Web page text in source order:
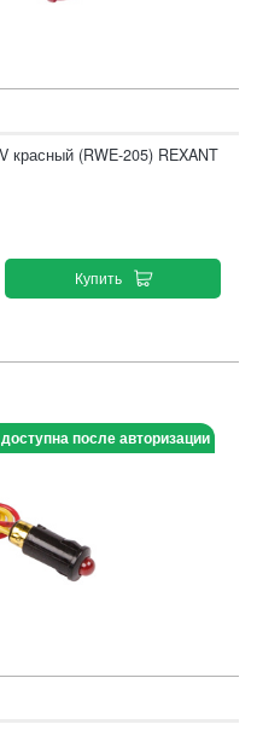
(RWE-205) REXANT
Купить
после авторизации